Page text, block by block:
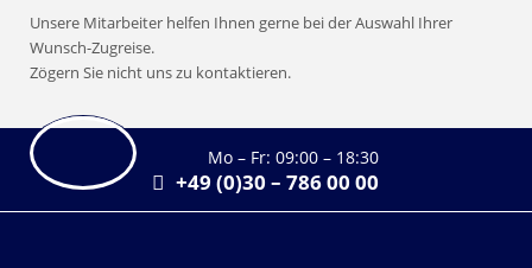
Unsere Mitarbeiter helfen Ihnen gerne bei der Auswahl Ihrer
Wunsch-Zugreise.
Zögern Sie nicht uns zu kontaktieren.
Mo – Fr: 09:00 – 18:30
+49 (0)30 – 786 00 00